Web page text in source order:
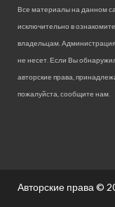
Все материалы на данном
исключительно в
владельцам.
не несет. Если Вы
авторские права,
пожалуйста, сообщите нам.
Авторские права ©